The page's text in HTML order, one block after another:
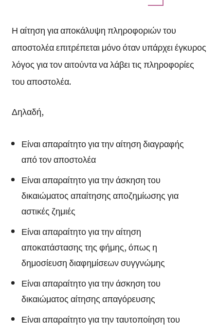
Η αίτηση για αποκάλυψη πληροφοριών του
αποστολέα επιτρέπεται μόνο όταν υπάρχει έγκυρος
λόγος για τον αιτούντα να λάβει τις πληροφορίες
του αποστολέα.
Δηλαδή,
Είναι απαραίτητο για την αίτηση διαγραφής
από τον αποστολέα
Είναι απαραίτητο για την άσκηση του
δικαιώματος απαίτησης αποζημίωσης για
αστικές ζημιές
Είναι απαραίτητο για την αίτηση
αποκατάστασης της φήμης, όπως η
δημοσίευση διαφημίσεων συγγνώμης
Είναι απαραίτητο για την άσκηση του
δικαιώματος αίτησης απαγόρευσης
Είναι απαραίτητο για την ταυτοποίηση του